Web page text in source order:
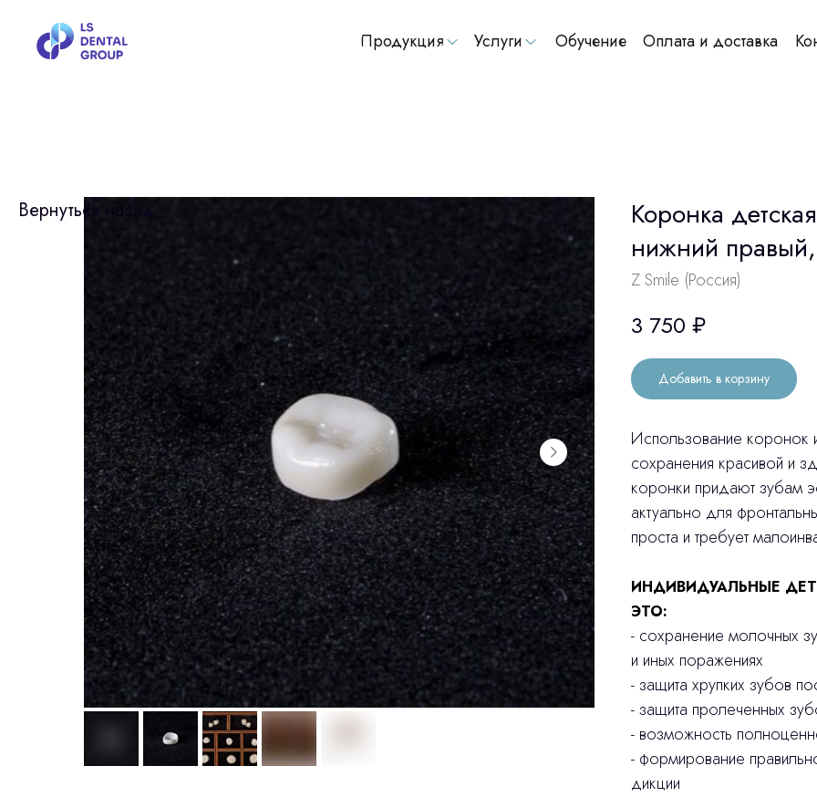
Обучение
Продукция Услуги Оплата и доставка
Вернуться назад
Коронка
нижний
Z Smile (Россия)
3 750 ₽
Добавить в корзину
Использование коронок
сохранения красивой и
коронки придают зубам
актуально для
проста и требует
ИНДИВИДУАЛЬНЫЕ
ЭТО:
- сохранение молочных
и иных поражениях
- защита хрупких зубов
- защита пролеченных
- возможность
- формирование
дикции